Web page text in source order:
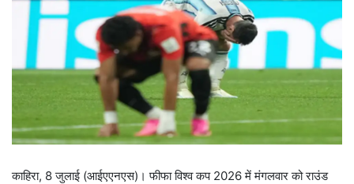
काहिरा, 8 जुलाई (आईएएनएस)। फीफा विश्व कप 2026 में मंगलवार को राउंड